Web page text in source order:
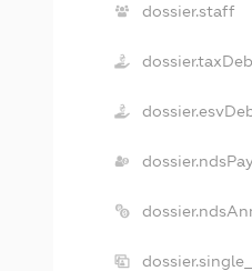
dossier.staff